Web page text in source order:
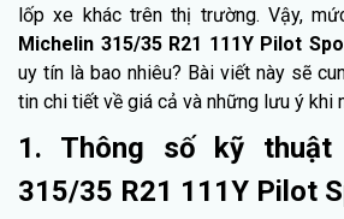
lốp xe khác trên thị trường. Vậy,
Michelin 315/35 R21 111Y Pilot
uy tín là bao nhiêu? Bài viết này sẽ
tin chi tiết về giá cả và những lưu ý khi
1. Thông số kỹ thuật
315/35 R21 111Y Pilot